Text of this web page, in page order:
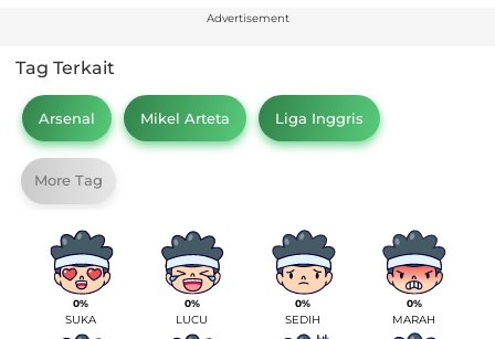
Advertisement
Tag Terkait
Arsenal Mikel Arteta Liga Inggris
More Tag
0%
SUKA
0%
LUCU
0%
SEDIH
0%
MARAH